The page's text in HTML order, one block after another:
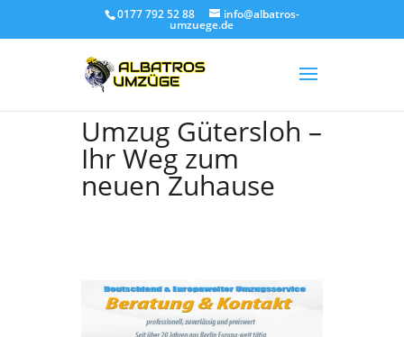
0177 792 52 88 info@albatros-
umzuege.de
Umzug Gütersloh –
Ihr Weg zum
neuen Zuhause